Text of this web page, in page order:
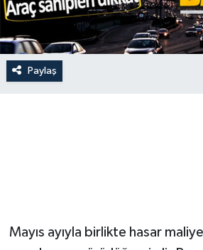
Paylaş
Mayıs ayıyla birlikte hasar